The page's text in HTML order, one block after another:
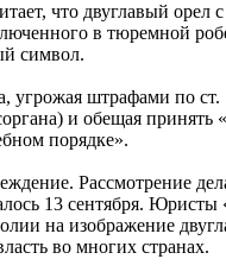
что двуглавый орел
в тюремной
символ.
угрожая штрафами по
и обещая принять
порядке».
Рассмотрение
13 сентября. Юристы
на изображение
во многих странах.